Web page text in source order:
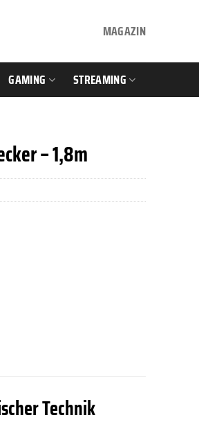
MAGAZIN
GAMING STREAMING
– 1,8m
Technik